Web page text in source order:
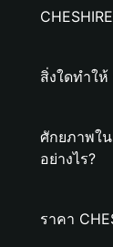
สิ่งใดทำใ
ศักยภาพใน
อย่างไร?
ราคา